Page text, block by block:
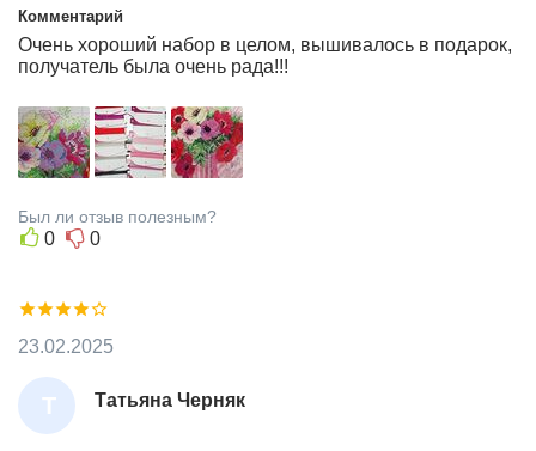
Т
Ь
Я
Н
А
Ч
Р
Я
Комментарий
Очень хороший набор в целом, вышивалось в подарок,
получатель была очень рада!!!
Был ли отзыв полезным?
0 0
Т
А
Татьяна Черняк
23.02.2025